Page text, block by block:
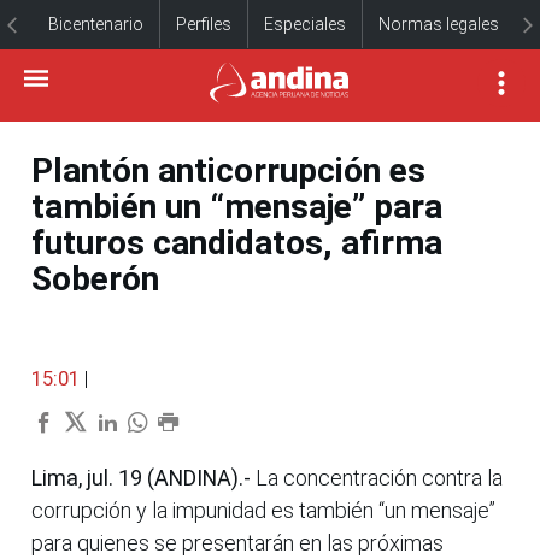
Bicentenario Perfiles Especiales Normas legales
Plantón anticorrupción es
también un “mensaje” para
futuros candidatos, afirma
Soberón
15:01 |
Lima, jul. 19 (ANDINA).- La concentración contra la
corrupción y la impunidad es también “un mensaje”
para quienes se presentarán en las próximas